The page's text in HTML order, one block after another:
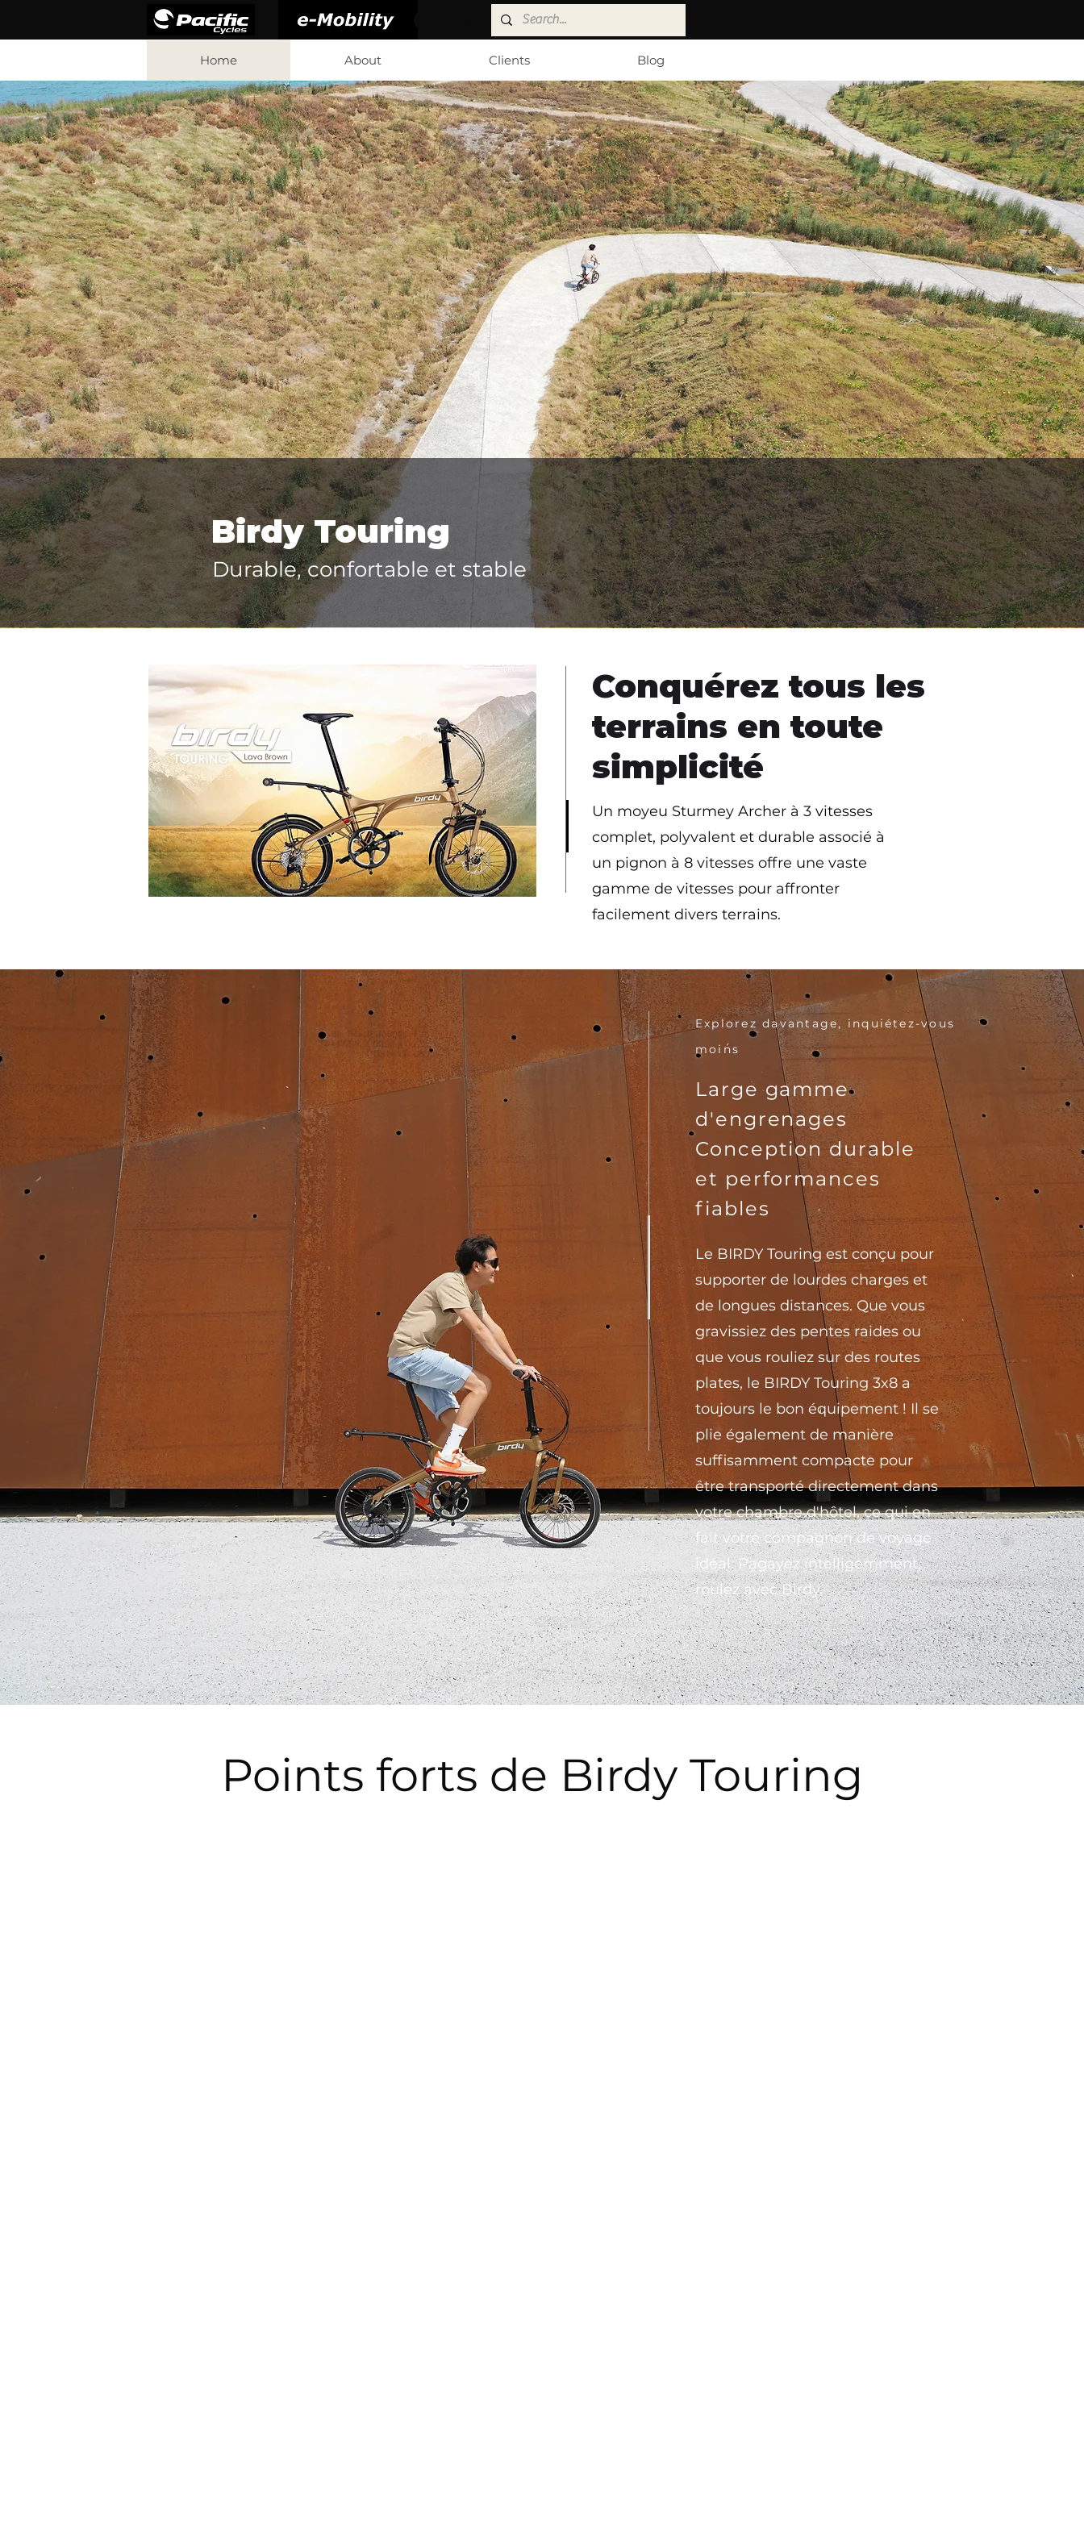
Se connecter
Home About Clients Blog
Birdy Touring
Durable, confortable et stable
Un moyeu Sturmey Archer à 3 vitesses
complet, polyvalent et durable associé à
un pignon à 8 vitesses offre une vaste
gamme de vitesses pour affronter
facilement divers terrains.
Conquérez tous les
terrains en toute
simplicité
Explorez davantage, inquiétez-vous
moins
Large gamme
d'engrenages
Conception durable
et performances
fiables
Le BIRDY Touring est conçu pour
supporter de lourdes charges et
de longues distances. Que vous
gravissiez des pentes raides ou
que vous rouliez sur des routes
plates, le BIRDY Touring 3x8 a
toujours le bon équipement ! Il se
plie également de manière
suffisamment compacte pour
être transporté directement dans
votre chambre d'hôtel, ce qui en
fait votre compagnon de voyage
idéal. Pagayez intelligemment,
roulez avec Birdy.
Points forts de Birdy Touring